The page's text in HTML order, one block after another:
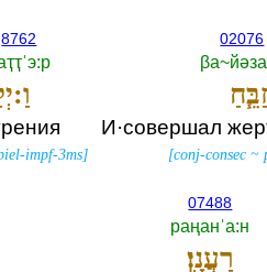
02076
И·совершал
[conj-consec ~
8762
impf-3ms]
07488
раңанˈа:н
רַעֲנָֽן׃